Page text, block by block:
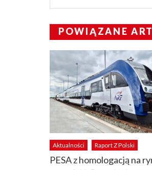
POWIĄZANE
Aktualności Raport Z Polski
PESA z homologacją na